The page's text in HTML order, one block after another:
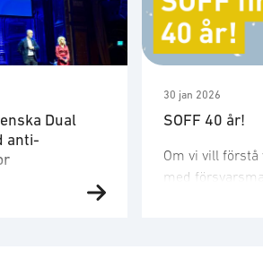
Dual
anti-
Pål Jonson var
30 jan 2026
SOFF 40 år!
Om vi vill
med